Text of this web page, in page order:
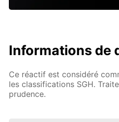
Informations de
Ce réactif est considéré
les classifications SGH.
prudence.